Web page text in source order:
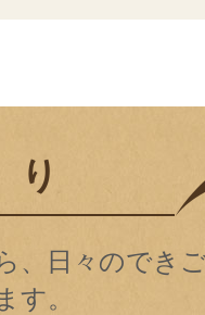
、日々のでき
す。